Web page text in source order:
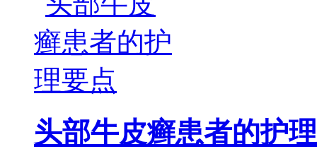
头部牛皮癣患者的护理